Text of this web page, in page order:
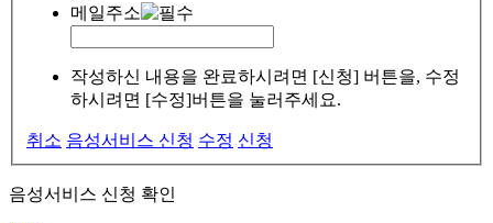
메일주소
작성하신 내용을 완료하시려면 [신청] 버튼을, 수정
하시려면 [수정]버튼을 눌러주세요.
취소 음성서비스 신청 수정 신청
음성서비스 신청 확인